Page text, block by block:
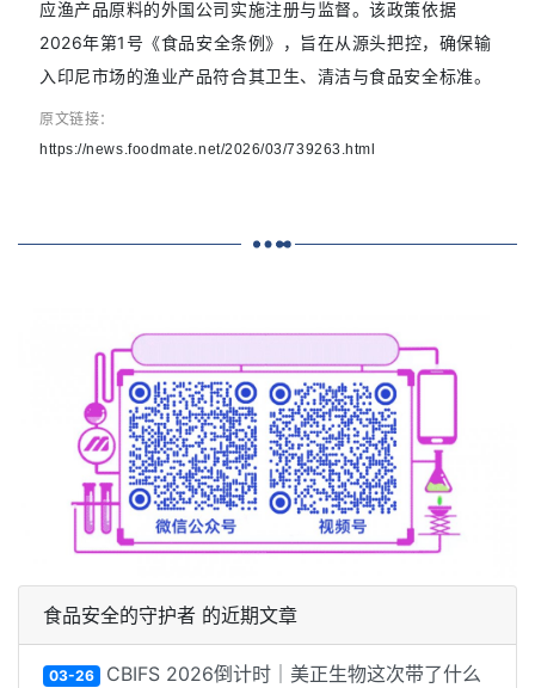
应渔产品原料的外国公司实施注册与监督。该政策依据
2026年第1号《食品安全条例》，旨在从源头把控，确保输
入印尼市场的渔业产品符合其卫生、清洁与食品安全标准。
原文链接：
https://news.foodmate.net/2026/03/739263.html
食品安全的守护者 的近期文章
03-26 CBIFS 2026倒计时｜美正生物这次带了什么